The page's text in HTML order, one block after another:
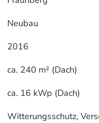
Neubau
2016
ca. 240 m² (Dach)
ca. 16 kWp (Dach)
Witterungsschutz,